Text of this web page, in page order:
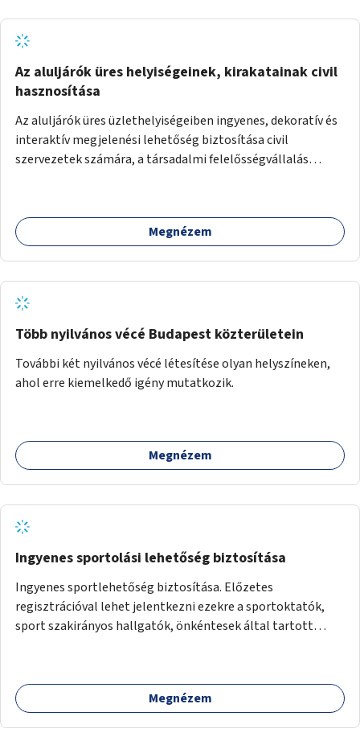
Az aluljárók üres helyiségeinek, kirakatainak civil
hasznosítása
Az aluljárók üres üzlethelyiségeiben ingyenes, dekoratív és
interaktív megjelenési lehetőség biztosítása civil
szervezetek számára, a társadalmi felelősségvállalás
például rajzokkal, kérdésekkel, üzenetküldési lehetőséggel
vagy akciónapokkal – bérleti és közüzemi díjak nélkül, a
Megnézem
Több nyilvános vécé Budapest közterületein
További két nyilvános vécé létesítése olyan helyszíneken,
ahol erre kiemelkedő igény mutatkozik.
Megnézem
Ingyenes sportolási lehetőség biztosítása
Ingyenes sportlehetőség biztosítása. Előzetes
regisztrációval lehet jelentkezni ezekre a sportoktatók,
sport szakirányos hallgatók, önkéntesek által tartott
Megnézem